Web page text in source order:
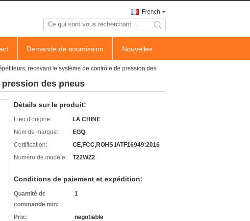
French
search
Demande de soumission Nouvelles
recevant le système de contrôle de pression des
des pneus
Détails sur le produit:
Lieu d'origine:
LA CHINE
Nom de marque:
EGQ
Certification:
CE,FCC,ROHS,IATF16949:2016
Numéro de modèle:
T22WZ2
Conditions de paiement et expédition:
Quantité de
commande min:
1
Prix:
negotiable